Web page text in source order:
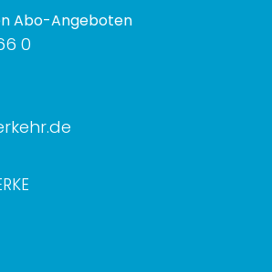
Abo-Angeboten
0